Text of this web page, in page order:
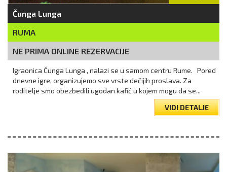
Čunga Lunga
RUMA
NE PRIMA ONLINE REZERVACIJE
Igraonica Čunga Lunga , nalazi se u samom centru Rume. Pored
dnevne igre, organizujemo sve vrste dečijih proslava. Za
roditelje smo obezbedili ugodan kafić u kojem mogu da se...
VIDI DETALJE